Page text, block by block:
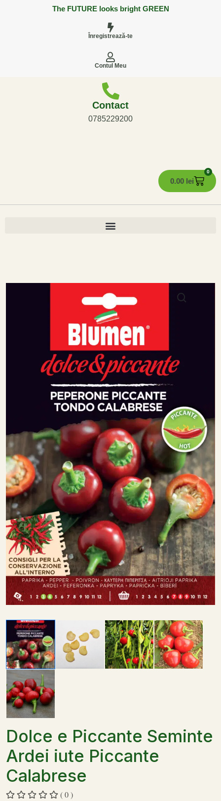
The FUTURE looks bright GREEN
Înregistrează-te
Contul Meu
Contact
0785229200
0.00 lei
0
Dolce e Piccante Seminte
Ardei iute Piccante
Calabrese
( 0 )